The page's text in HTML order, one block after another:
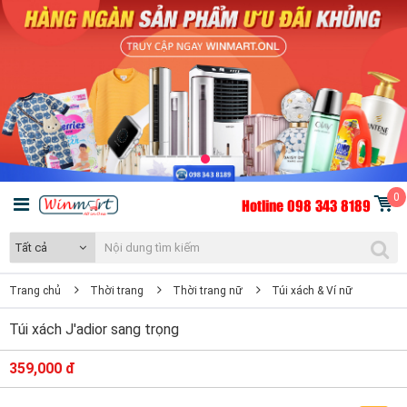
Hotline 098 343 8189 0
Tất cả
Trang chủ Thời trang Thời trang nữ Túi xách & Ví nữ
Túi xách J'adior sang trọng
359,000 đ